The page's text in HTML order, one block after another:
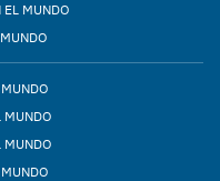
EL MUNDO
MUNDO
MUNDO